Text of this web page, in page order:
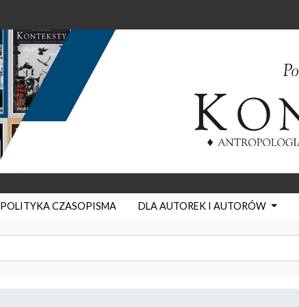
POLITYKA CZASOPISMA DLA AUTOREK I AUTORÓW